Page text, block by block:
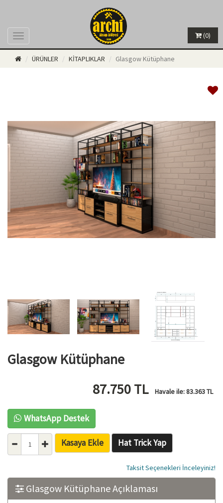
Menü (0)
ÜRÜNLER KİTAPLIKLAR Glasgow Kütüphane
Glasgow Kütüphane
87.750TL Havale ile:83.363TL
WhatsApp Destek
Kasaya Ekle Hat Trick Yap
Taksit Seçenekleri İnceleyiniz!
Glasgow Kütüphane Açıklaması